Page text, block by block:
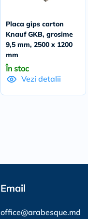
Placa gips carton
Knauf GKB, grosime
9,5 mm, 2500 x 1200
mm
În stoc
Vezi detalii
Email
office@arabesque.md